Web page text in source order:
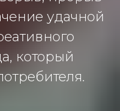
удачной
который